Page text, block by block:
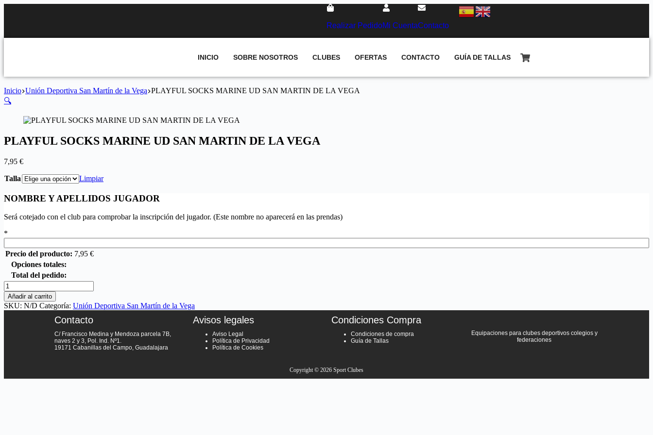
Realizar PedidoMi CuentaContacto
INICIO SOBRE NOSOTROS CLUBES OFERTAS CONTACTO GUÍA DE TALLAS
Inicio Unión Deportiva San Martín de la Vega PLAYFUL SOCKS MARINE UD SAN MARTIN DE LA VEGA
🔍
PLAYFUL SOCKS MARINE UD SAN MARTIN DE LA VEGA
7,95 €
Talla Limpiar
NOMBRE Y APELLIDOS JUGADOR
Será cotejado con el club para comprobar la inscripción del jugador. (Este nombre no aparecerá en las prendas)
*
Precio del producto: 7,95 €
Opciones totales:
Total del pedido:
Añadir al carrito
SKU: N/D Categoría: Unión Deportiva San Martín de la Vega
Contacto
C/ Francisco Medina y Mendoza parcela 7B,
naves 2 y 3, Pol. Ind. Nº1.
19171 Cabanillas del Campo, Guadalajara
Avisos legales
Aviso Legal
Política de Privacidad
Política de Cookies
Condiciones Compra
Condiciones de compra
Guía de Tallas
Equipaciones para clubes deportivos colegios y
federaciones
Copyright © 2026 Sport Clubes